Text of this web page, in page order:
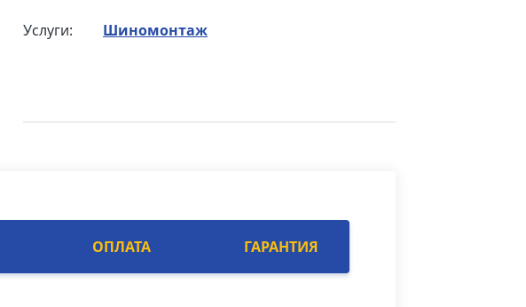
Услуги: Шиномонтаж
ОПЛАТА ГАРАНТИЯ